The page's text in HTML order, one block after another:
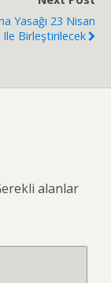
Yasağı 23 Nisan
Ile Birleştirilecek
alanlar